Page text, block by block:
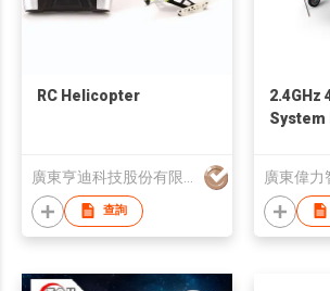
RC Helicopter
查詢
2.4GHz
System
RTF